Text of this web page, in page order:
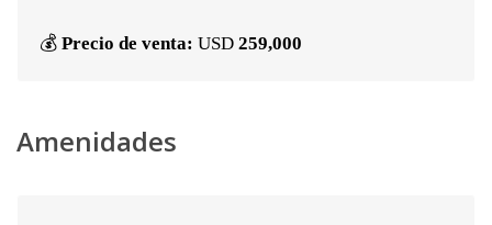
💰 Precio de venta: USD 259,000
Amenidades